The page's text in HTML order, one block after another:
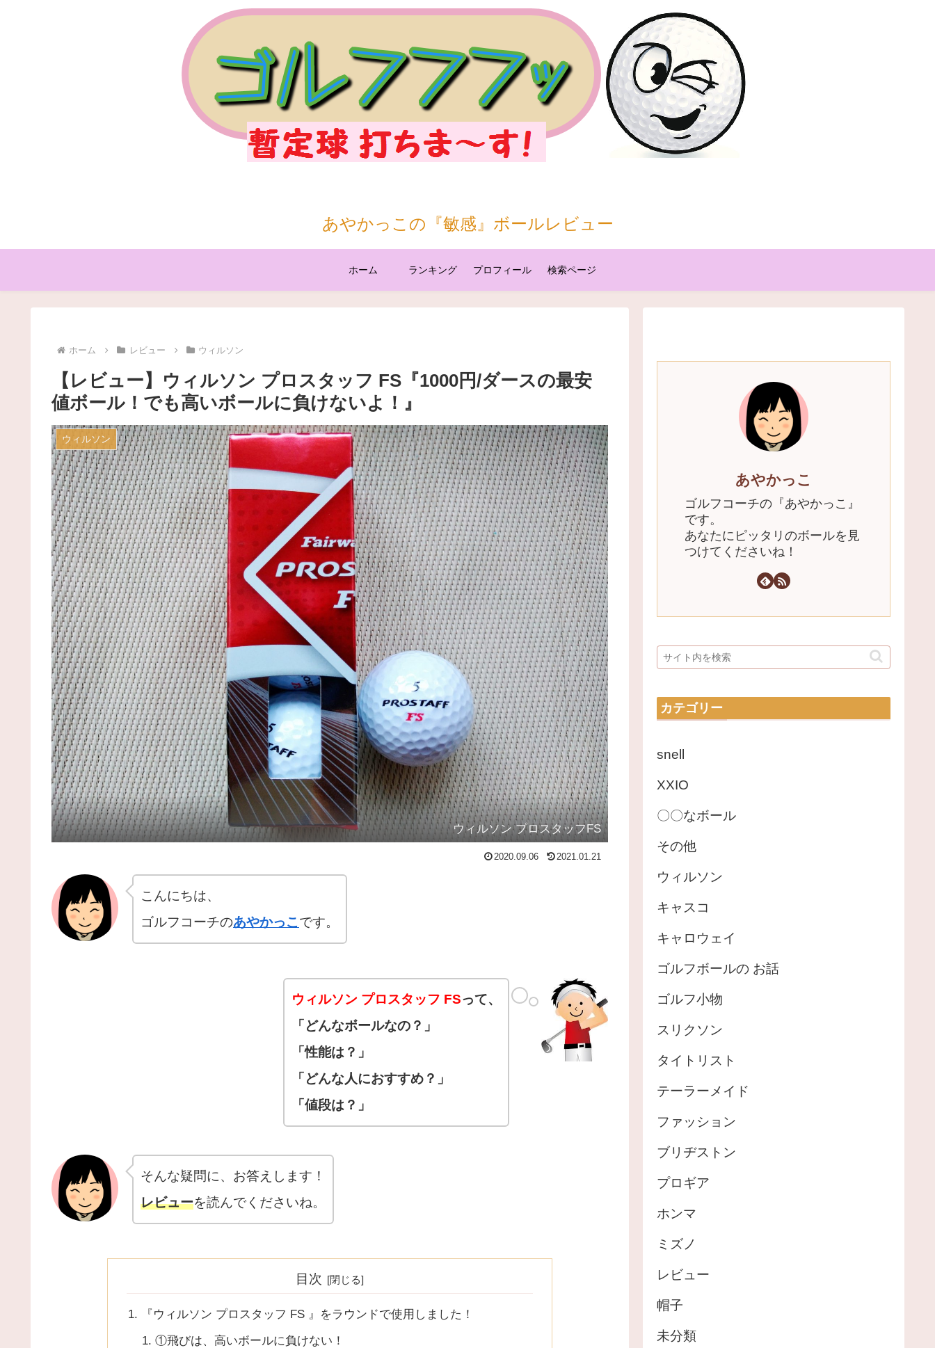
あやかっこの『敏感』ボールレビュー
ホーム ランキング プロフィール 検索ページ
ホーム レビュー ウィルソン
【レビュー】ウィルソン プロスタッフ FS『1000円/ダースの最安
値ボール！でも高いボールに負けないよ！』
ウィルソン
ウィルソン プロスタッフFS
2020.09.06 2021.01.21
こんにちは、
ゴルフコーチのあやかっこです。
ウィルソン プロスタッフ FSって、
「どんなボールなの？」
「性能は？」
「どんな人におすすめ？」
「値段は？」
そんな疑問に、お答えします！
レビューを読んでくださいね。
目次
『ウィルソン プロスタッフ FS 』をラウンドで使用しました！
①飛びは、高いボールに負けない！
あやかっこ
ゴルフコーチの『あやかっこ』
です。
あなたにピッタリのボールを見
つけてくださいね！
カテゴリー
snell
XXIO
〇〇なボール
その他
ウィルソン
キャスコ
キャロウェイ
ゴルフボールの お話
ゴルフ小物
スリクソン
タイトリスト
テーラーメイド
ファッション
ブリヂストン
プロギア
ホンマ
ミズノ
レビュー
帽子
未分類